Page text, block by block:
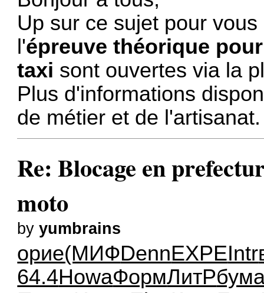
Up sur ce sujet pour
l'épreuve théorique
taxi sont ouvertes via la
Plus d'informations
de métier et de l'artisanat.
Re: Blocage en
moto
byyumbrains
орие(МИФDennEXPEIntr
64.4HowaФормЛитР